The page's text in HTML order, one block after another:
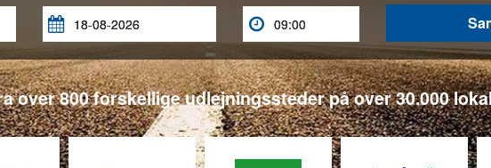
 
over 800 forskellige udlejningssteder på over 30.000